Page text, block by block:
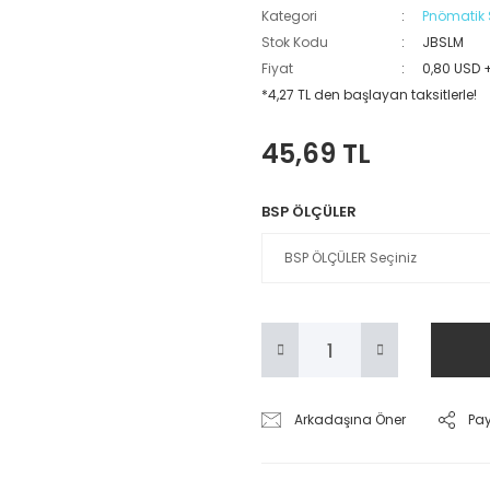
Kategori
Pnömatik
Stok Kodu
JBSLM
Fiyat
0,80 USD
*4,27 TL den başlayan taksitlerle!
45,69 TL
BSP ÖLÇÜLER
Arkadaşına Öner